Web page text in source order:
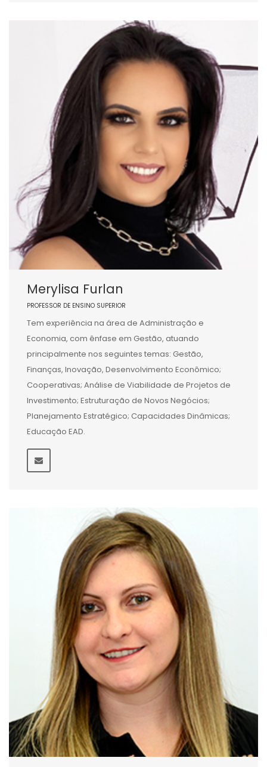
Merylisa Furlan
PROFESSOR DE ENSINO SUPERIOR
Tem experiência na área de Administração e
Economia, com ênfase em Gestão, atuando
principalmente nos seguintes temas: Gestão,
Finanças, Inovação, Desenvolvimento Econômico;
Cooperativas; Análise de Viabilidade de Projetos de
Investimento; Estruturação de Novos Negócios;
Planejamento Estratégico; Capacidades Dinâmicas;
Educação EAD.